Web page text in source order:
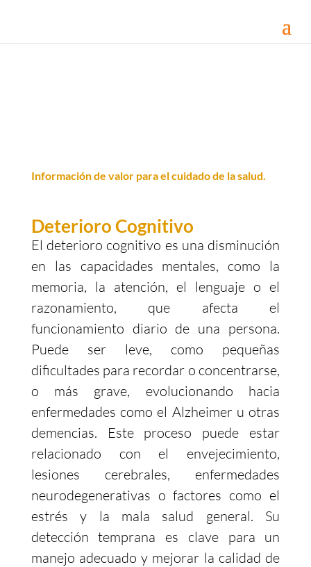
Información de valor parael cuidado de la salud.
DeterioroCognitivo
El deterioro cognitivo es una disminución
en las capacidades mentales, como la
memoria, la atención, el lenguaje o el
razonamiento, que afecta el
funcionamiento diario de una persona.
Puede ser leve, como pequeñas
dificultades para recordar o concentrarse,
o más grave, evolucionando hacia
enfermedades como el Alzheimer u otras
demencias. Este proceso puede estar
relacionado con el envejecimiento,
lesiones cerebrales, enfermedades
neurodegenerativas o factores como el
estrés y la mala salud general. Su
detección temprana es clave para un
manejo adecuado y mejorar la calidad de